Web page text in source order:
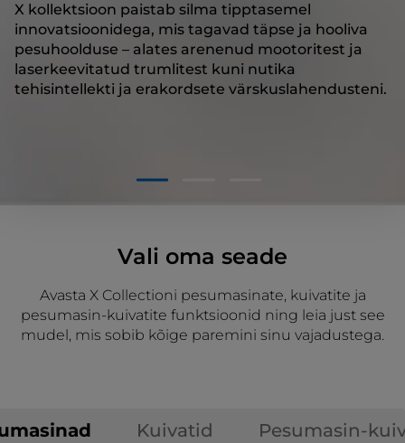
X kollektsioon paistab silma tipptasemel
innovatsioonidega, mis tagavad täpse ja hooliva
pesuhoolduse – alates arenenud mootoritest ja
laserkeevitatud trumlitest kuni nutika
tehisintellekti ja erakordsete värskuslahendusteni.
1
Vali oma seade
Avasta X Collectioni pesumasinate, kuivatite ja
pesumasin-kuivatite funktsioonid ning leia just see
mudel, mis sobib kõige paremini sinu vajadustega.
Kuivatid Pesumasin-